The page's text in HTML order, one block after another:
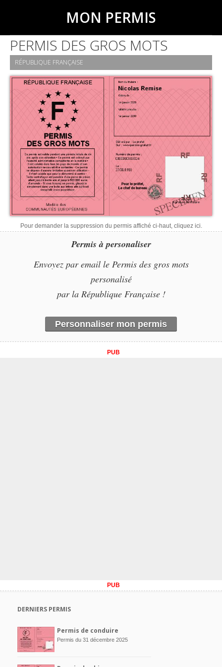
MON PERMIS
PERMIS DES GROS MOTS
RÉPUBLIQUE FRANÇAISE
Pour demander la suppression du permis affiché ci-haut, cliquez ici.
Permis à personaliser
Envoyez par email le Permis des gros mots
personalisé
par la République Française !
Personnaliser mon permis
PUB
PUB
DERNIERS PERMIS
Permis de conduire
Permis du 31 décembre 2025